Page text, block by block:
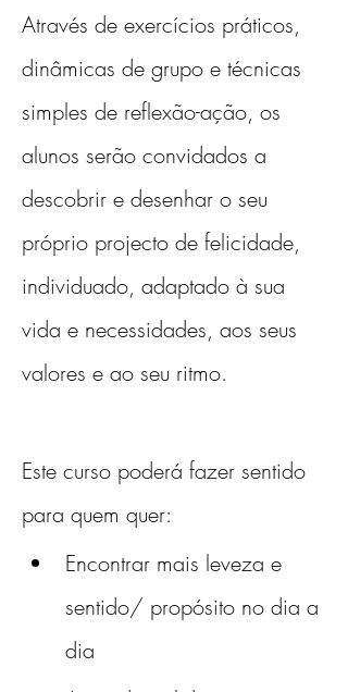
Através de exercícios práticos,
dinâmicas de grupo e técnicas
simples de reflexão-ação, os
alunos serão convidados a
descobrir e desenhar o seu
próprio projecto de felicidade,
individuado, adaptado à sua
vida e necessidades, aos seus
valores e ao seu ritmo.
Este curso poderá fazer sentido
para quem quer:
Encontrar mais leveza e
sentido/ propósito no dia a
dia